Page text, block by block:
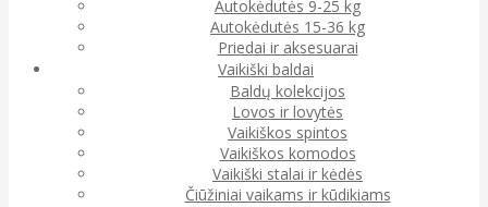
Autokėdutės 9-25 kg
Autokėdutės 15-36 kg
Priedai ir aksesuarai
Vaikiški baldai
Baldų kolekcijos
Lovos ir lovytės
Vaikiškos spintos
Vaikiškos komodos
Vaikiški stalai ir kėdės
Čiūžiniai vaikams ir kūdikiams